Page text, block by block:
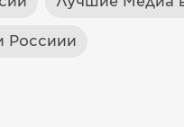
Россиии